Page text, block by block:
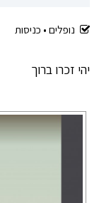
נופלים • כניסות
יהי זכרו ברוך